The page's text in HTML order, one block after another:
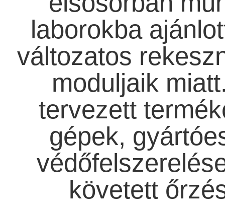
laborokba
változatos
moduljaik
tervezett
gépek,
követett